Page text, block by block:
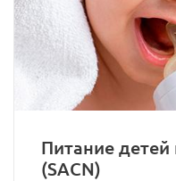
Питание
(SACN)